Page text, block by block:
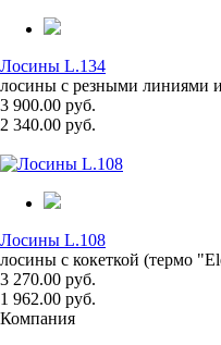
Лосины L.134
лосины с резными линиями
3 900.00 руб.
2 340.00 руб.
Лосины L.108
лосины с кокеткой (термо
3 270.00 руб.
1 962.00 руб.
Компания